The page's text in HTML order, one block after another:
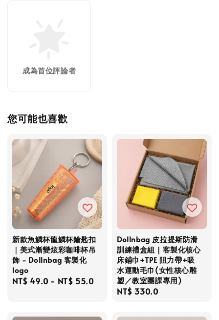
成為首位評論者
您可能也喜歡
新款魚鱗杯龍鱗杯鑰匙扣
｜美式漸變炫彩咖啡杯吊
飾 - Dollnbag 客製化
logo
Regular
NT$ 49.0 - NT$ 55.0
Dollnbag 皮拉提斯防滑
訓練禮盒組｜客製化核心
床鋪巾+TPE 阻力帶+吸
水運動毛巾(女性核心雕
塑／教室團課專用)
Regular
NT$ 330.0